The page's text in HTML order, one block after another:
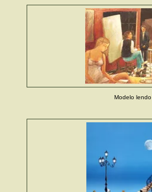
Modelo lendo